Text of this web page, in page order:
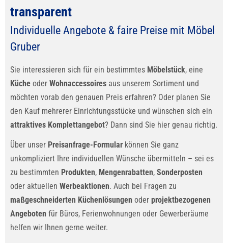
transparent
Individuelle Angebote & faire Preise mit Möbel
Gruber
Sie interessieren sich für ein bestimmtes Möbelstück, eine
Küche oder Wohnaccessoires aus unserem Sortiment und
möchten vorab den genauen Preis erfahren? Oder planen Sie
den Kauf mehrerer Einrichtungsstücke und wünschen sich ein
attraktives Komplettangebot? Dann sind Sie hier genau richtig.
Über unser Preisanfrage-Formular können Sie ganz
unkompliziert Ihre individuellen Wünsche übermitteln – sei es
zu bestimmten Produkten, Mengenrabatten, Sonderposten
oder aktuellen Werbeaktionen. Auch bei Fragen zu
maßgeschneiderten Küchenlösungen oder projektbezogenen
Angeboten für Büros, Ferienwohnungen oder Gewerberäume
helfen wir Ihnen gerne weiter.